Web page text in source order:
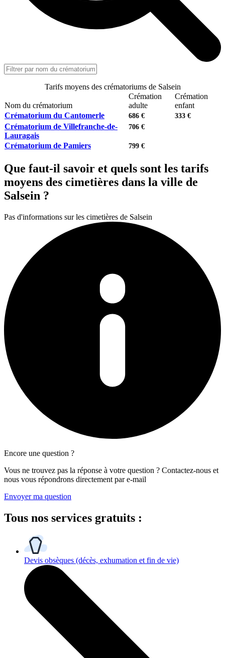
Tarifs moyens des crématoriums de Salsein
Nom du crématorium
Crémation
adulte
Crémation
enfant
Crématorium du Cantomerle
686 € 333 €
Crématorium de Villefranche-de-
Lauragais
706 €
Crématorium de Pamiers 799 €
Que faut-il savoir et quels sont les tarifs
moyens des cimetières dans la ville de
Salsein ?
Pas d'informations sur les cimetières de Salsein
Encore une question ?
Vous ne trouvez pas la réponse à votre question ? Contactez-nous et
nous vous répondrons directement par e-mail
Envoyer ma question
Tous nos services gratuits :
Devis obsèques (décès, exhumation et fin de vie)